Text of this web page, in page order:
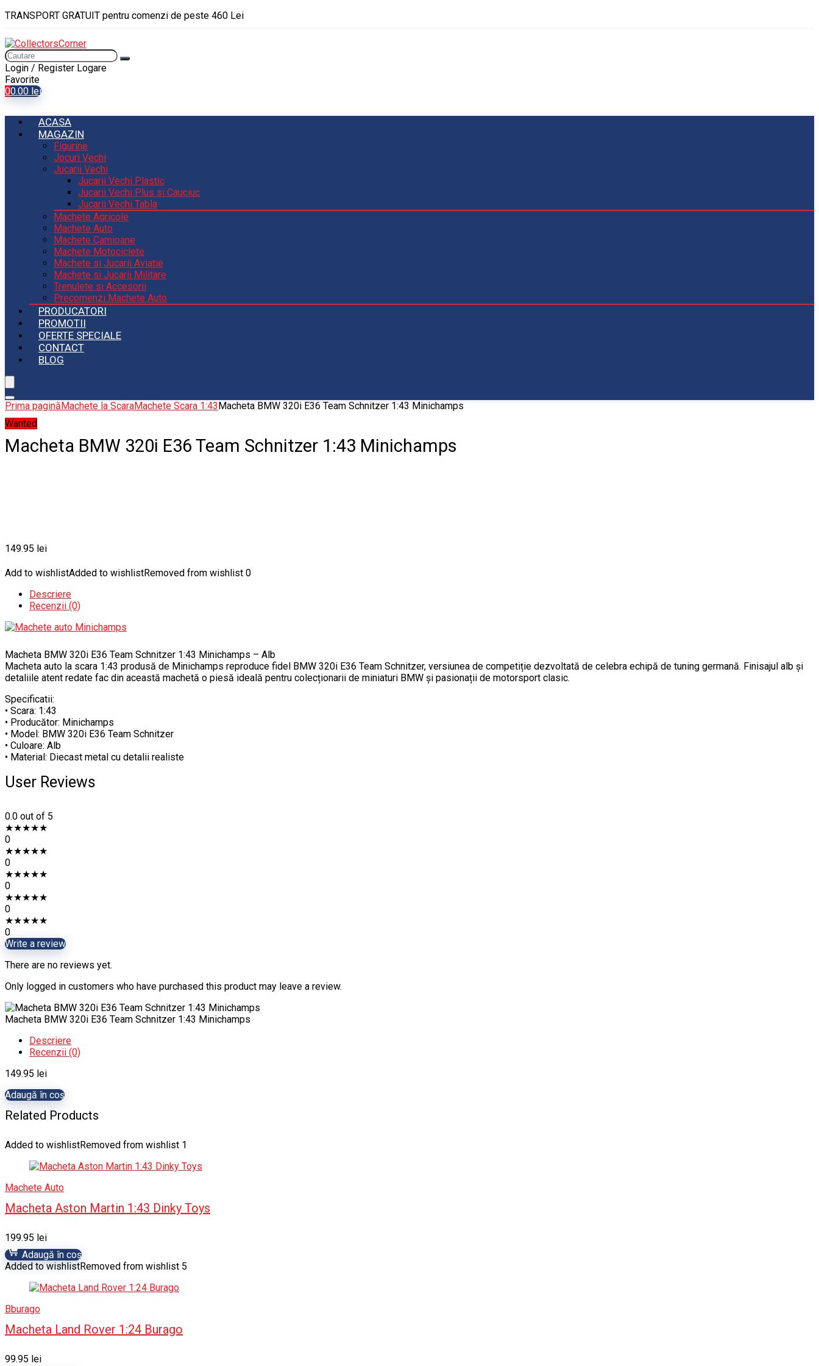
TRANSPORT GRATUIT pentru comenzi de peste 460 Lei
Login / Register Logare
Favorite
00.00 lei
ACASA
MAGAZIN
Figurine
Jocuri Vechi
Jucarii Vechi
Jucarii Vechi Plastic
Jucarii Vechi Plus si Cauciuc
Jucarii Vechi Tabla
Machete Agricole
Machete Auto
Machete Camioane
Machete Motociclete
Machete si Jucarii Aviatie
Machete si Jucarii Militare
Trenulete si Accesorii
Precomenzi Machete Auto
PRODUCATORI
PROMOTII
OFERTE SPECIALE
CONTACT
BLOG
Prima paginăMachete la ScaraMachete Scara 1:43Macheta BMW 320i E36 Team Schnitzer 1:43 Minichamps
Wanted
Macheta BMW 320i E36 Team Schnitzer 1:43 Minichamps
149.95 lei
Add to wishlistAdded to wishlistRemoved from wishlist 0
Descriere
Recenzii (0)
Macheta BMW 320i E36 Team Schnitzer 1:43 Minichamps – Alb
Macheta auto la scara 1:43 produsă de Minichamps reproduce fidel BMW 320i E36 Team Schnitzer, versiunea de competiție dezvoltată de celebra echipă de tuning germană. Finisajul alb și
detaliile atent redate fac din această machetă o piesă ideală pentru colecționarii de miniaturi BMW și pasionații de motorsport clasic.
Specificatii:
• Scara: 1:43
• Producător: Minichamps
• Model: BMW 320i E36 Team Schnitzer
• Culoare: Alb
• Material: Diecast metal cu detalii realiste
User Reviews
0.0 out of 5
★★★★★
0
★★★★★
0
★★★★★
0
★★★★★
0
★★★★★
0
Write a review
There are no reviews yet.
Only logged in customers who have purchased this product may leave a review.
Macheta BMW 320i E36 Team Schnitzer 1:43 Minichamps
Descriere
Recenzii (0)
149.95 lei
Adaugă în coș
Related Products
Added to wishlistRemoved from wishlist 1
Machete Auto
Macheta Aston Martin 1:43 Dinky Toys
199.95 lei
Adaugă în coș
Added to wishlistRemoved from wishlist 5
Bburago
Macheta Land Rover 1:24 Burago
99.95 lei